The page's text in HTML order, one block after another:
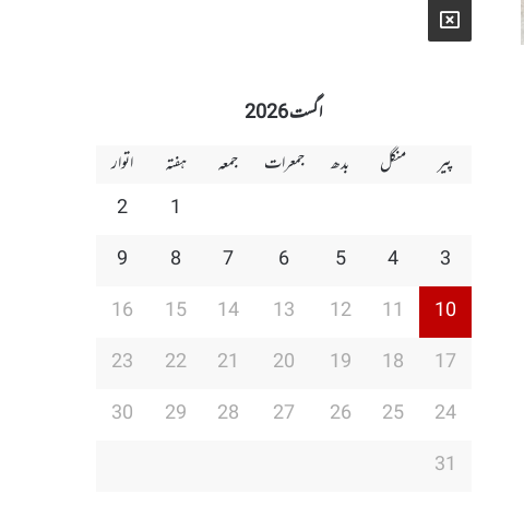
X
اگست 2026
پیر
منگل بدھ جمعرات جمعہ ہفتہ
اتوار
1
2
3
4
5
6
7
8
9
10
11
12
13
14
15
16
17
18
19
20
21
22
23
24
25
26
27
28
29
30
31